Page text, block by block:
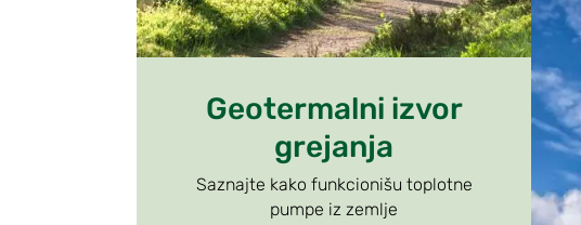
Geotermalni izvor
grejanja
Saznajte kako funkcionišu toplotne
pumpe iz zemlje